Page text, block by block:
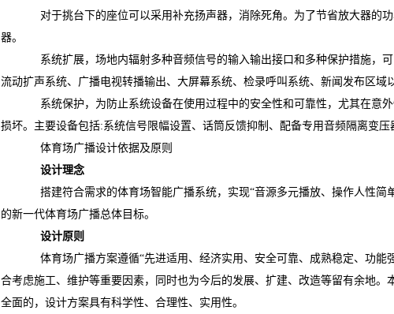
对于挑台下的座位可以采用补充扬声器，消除死角。为了节省放大器的
器。
系统扩展，场地内辐射多种音频信号的输入输出接口和多种保护措施，
流动扩声系统、广播电视转播输出、大屏幕系统、检录呼叫系统、新闻发布区域
系统保护，为防止系统设备在使用过程中的安全性和可靠性，尤其在意
损坏。主要设备包括:系统信号限幅设置、话筒反馈抑制、配备专用音频隔离变
体育场广播设计依据及原则
设计理念
搭建符合需求的体育场智能广播系统，实现“音源多元播放、操作人性简
的新一代体育场广播总体目标。
设计原则
体育场广播方案遵循“先进适用、经济实用、安全可靠、成熟稳定、功能
合考虑施工、维护等重要因素，同时也为今后的发展、扩建、改造等留有余地。
全面的，设计方案具有科学性、合理性、实用性。